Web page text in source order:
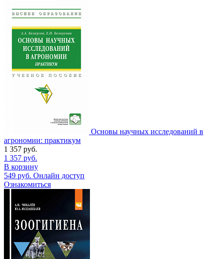
Основы научных исследований в
агрономии: практикум
1 357 руб.
1 357 руб.
В корзину
549 руб. Онлайн доступ
Ознакомиться